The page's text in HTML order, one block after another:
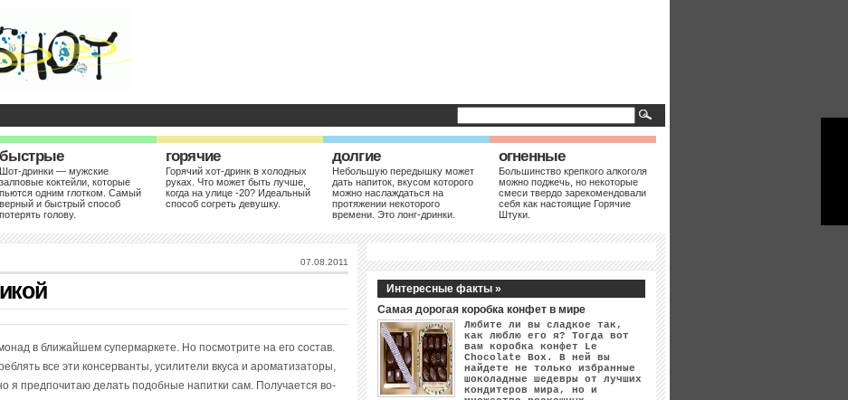
быстрые
Шот-дринки — мужские
залповые коктейли, которые
пьются одним глотком. Самый
верный и быстрый способ
потерять голову.
горячие
Горячий хот-дринк в холодных
руках. Что может быть лучше,
когда на улице -20? Идеальный
способ согреть девушку.
долгие
Небольшую передышку может
дать напиток, вкусом которого
можно наслаждаться на
протяжении некоторого
времени. Это лонг-дринки.
огненные
Большинство крепкого алкоголя
можно поджечь, но некоторые
смеси твердо зарекомендовали
себя как настоящие Горячие
Штуки.
07.08.2011
в ближайшем супермаркете. Но посмотрите на его состав.
все эти консерванты, усилители вкуса и ароматизаторы,
я предпочитаю делать подобные напитки сам. Получается во-
Интересные факты »
Самая дорогая коробка конфет в мире
Любите ли вы сладкое так,
как люблю его я? Тогда вот
вам коробка конфет Le
Chocolate Box. В ней вы
найдете не только избранные
шоколадные шедевры от лучших
кондитеров мира, но и